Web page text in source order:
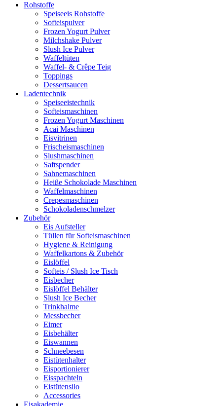
Rohstoffe
Speiseeis Rohstoffe
Softeispulver
Frozen Yogurt Pulver
Milchshake Pulver
Slush Ice Pulver
Waffeltüten
Waffel- & Crêpe Teig
Toppings
Dessertsaucen
Ladentechnik
Speiseeistechnik
Softeismaschinen
Frozen Yogurt Maschinen
Acai Maschinen
Eisvitrinen
Frischeismaschinen
Slushmaschinen
Saftspender
Sahnemaschinen
Heiße Schokolade Maschinen
Waffelmaschinen
Crepesmaschinen
Schokoladenschmelzer
Zubehör
Eis Aufsteller
Tüllen für Softeismaschinen
Hygiene & Reinigung
Waffelkartons & Zubehör
Eislöffel
Softeis / Slush Ice Tisch
Eisbecher
Eislöffel Behälter
Slush Ice Becher
Trinkhalme
Messbecher
Eimer
Eisbehälter
Eiswannen
Schneebesen
Eistütenhalter
Eisportionierer
Eisspachteln
Eistütensilo
Accessories
Eisakademie